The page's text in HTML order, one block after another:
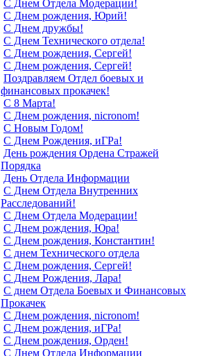
С Днем Отдела Модерации!
С Днем рождения, Юрий!
С Днем дружбы!
С Днем Технического отдела!
С Днем рождения, Сергей!
С Днем рождения, Сергей!
Поздравляем Отдел боевых и
финансовых прокачек!
С 8 Марта!
С Днем рождения, nicronom!
С Новым Годом!
С Днем Рождения, иГРа!
День рождения Ордена Стражей
Порядка
День Отдела Информации
С Днем Отдела Внутренних
Расследований!
С Днем Отдела Модерации!
С Днем рождения, Юра!
С Днем рождения, Константин!
С днем Технического отдела
С Днем рождения, Сергей!
С Днем Рождения, Лара!
С днем Отдела Боевых и Финансовых
Прокачек
С Днем рождения, nicronom!
С Днем рождения, иГРа!
С Днем рождения, Орден!
С Днем Отдела Информации